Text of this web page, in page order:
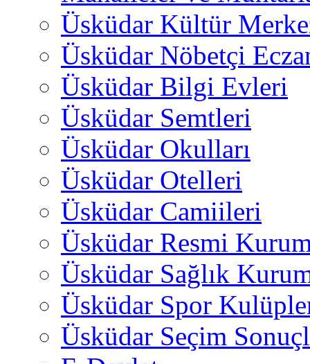
Üsküdar Kültür
Üsküdar Nöbetçi
Üsküdar Bilgi Evleri
Üsküdar Semtleri
Üsküdar Okulları
Üsküdar Otelleri
Üsküdar Camiileri
Üsküdar Resmi
Üsküdar Sağlık
Üsküdar Spor
Üsküdar Seçim